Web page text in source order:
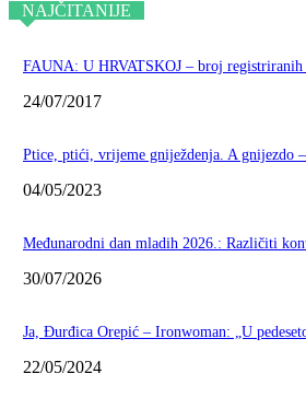
NAJČITANIJE
FAUNA: U HRVATSKOJ – broj
24/07/2017
Ptice, ptići, vrijeme gniježdenja. A gnijezdo
04/05/2023
Međunarodni dan mladih 2026.: Različiti
30/07/2026
Ja, Đurđica Orepić – Ironwoman: „U
22/05/2024